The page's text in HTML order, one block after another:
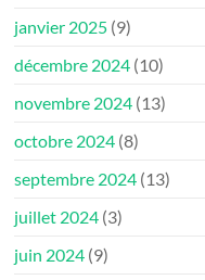
janvier 2025 (9)
décembre 2024 (10)
novembre 2024 (13)
octobre 2024 (8)
septembre 2024 (13)
juillet 2024 (3)
juin 2024 (9)